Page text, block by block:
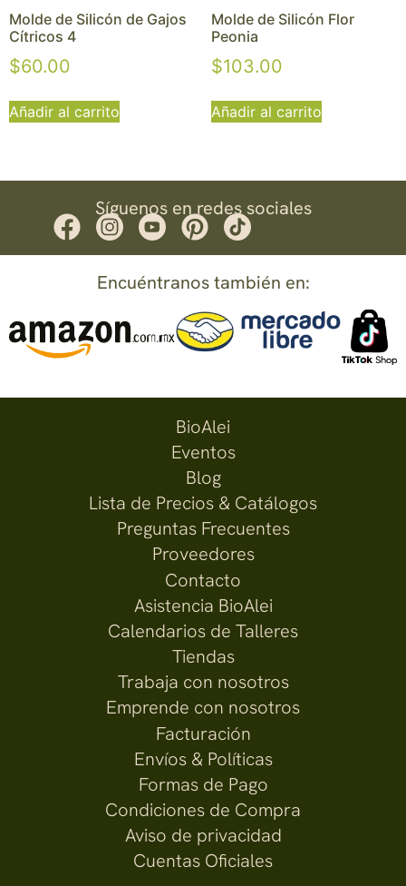
Molde de Silicón de Gajos
Cítricos 4
$60.00
Añadir al carrito
Molde de Silicón Flor
Peonia
$103.00
Añadir al carrito
Síguenos en redes sociales
Encuéntranos también en:
BioAlei
Eventos
Blog
Lista de Precios & Catálogos
Preguntas Frecuentes
Proveedores
Contacto
Asistencia BioAlei
Calendarios de Talleres
Tiendas
Trabaja con nosotros
Emprende con nosotros
Facturación
Envíos & Políticas
Formas de Pago
Condiciones de Compra
Aviso de privacidad
Cuentas Oficiales